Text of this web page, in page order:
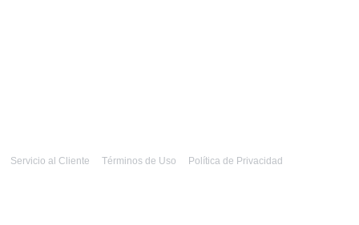
Servicio al Cliente Términos de Uso Política de Privacidad